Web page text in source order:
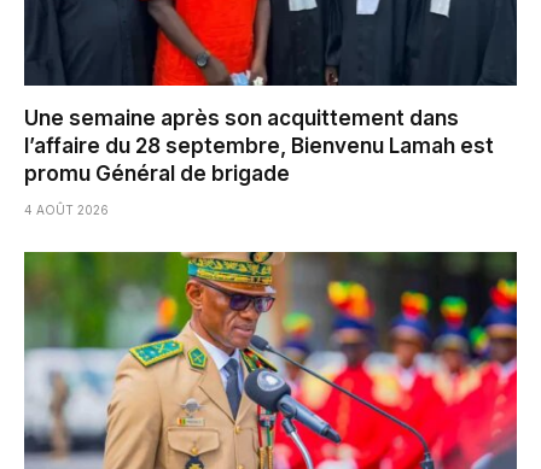
Une semaine après son acquittement dans
l’affaire du 28 septembre, Bienvenu Lamah est
promu Général de brigade
4 AOÛT 2026